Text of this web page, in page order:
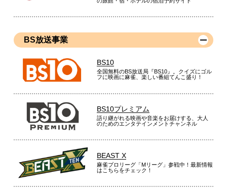
BS放送事業
BS10
全国無料のBS放送局『BS10』。クイズにゴル
フに映画に麻雀、楽しい番組てんこ盛り！
BS10プレミアム
語り継がれる映画や音楽をお届けする、大人
のためのエンタテインメントチャンネル
BEAST X
麻雀プロリーグ「Mリーグ」参戦中！最新情報
はこちらをチェック！